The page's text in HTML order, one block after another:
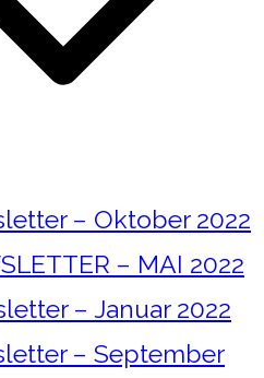
– Oktober 2022
– MAI 2022
– Januar 2022
– September